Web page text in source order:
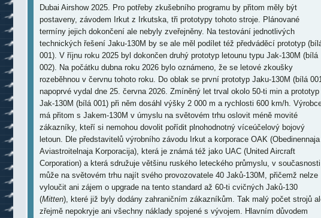
Dubai Airshow 2025. Pro potřeby zkušebního programu by přitom měly být
postaveny, závodem Irkut z Irkutska, tři prototypy tohoto stroje. Plánované
termíny jejich dokončení ale nebyly zveřejněny. Na testování jednotlivých
technických řešení Jaku-130M by se ale měl podílet též předváděcí prototyp
001). V říjnu roku 2025 byl dokončen druhý prototyp letounu typu Jak-130M (bílá
002). Na počátku dubna roku 2026 bylo oznámeno, že se letové zkoušky
rozeběhnou v červnu tohoto roku. Do oblak se první prototyp Jaku-130M (bílá
napoprvé vydal dne 25. června 2026. Zmíněný let trval okolo 50-ti min a prototyp
Jak-130M (bílá 001) při něm dosáhl výšky 2 000 m a rychlosti 600 km/h.
má přitom s Jakem-130M v úmyslu na světovém trhu oslovit méně movité
zákazníky, kteří si nemohou dovolit pořídit plnohodnotný víceúčelový bojový
letoun. Dle představitelů výrobního závodu Irkut a korporace OAK (Obedinennaja
Aviastroitelnaja Korporacija), která je známá též jako UAC (United Aircraft
Corporation) a která sdružuje většinu ruského leteckého průmyslu, v současnosti
může na světovém trhu najít svého provozovatele 40 Jaků-130M, přičemž nelze
vyloučit ani zájem o upgrade na tento standard až 60-ti cvičných Jaků-130
(Mitten), které již byly dodány zahraničním zákazníkům. Tak malý počet strojů
zřejmě nepokryje ani všechny náklady spojené s vývojem. Hlavním důvodem